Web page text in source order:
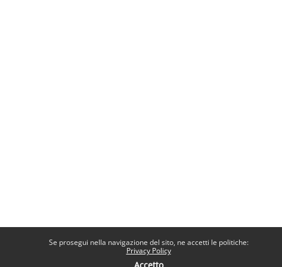
Se prosegui nella navigazione del sito, ne accetti le politiche:
Privacy Policy